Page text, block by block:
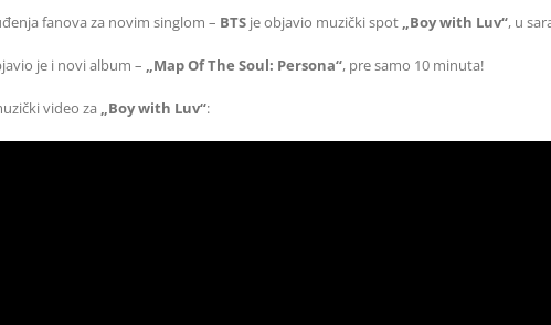
fanova za novim singlom – BTS je objavio muzički spot „Boy with Luv“, u
je i novi album – „Map Of The Soul: Persona“, pre samo 10 minuta!
video za „Boy with Luv“: